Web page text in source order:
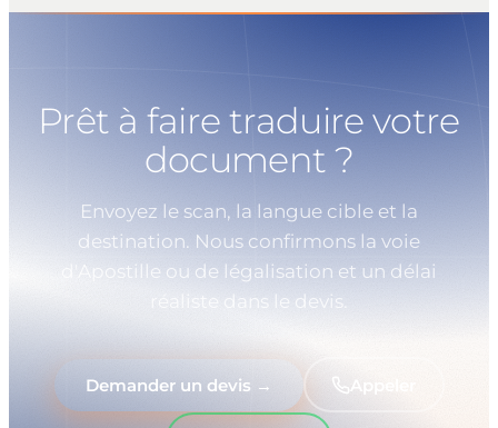
Prêt à faire traduire votre
document ?
Envoyez le scan, la langue cible et la
destination. Nous confirmons la voie
d'Apostille ou de légalisation et un délai
réaliste dans le devis.
Demander un devis → Appeler